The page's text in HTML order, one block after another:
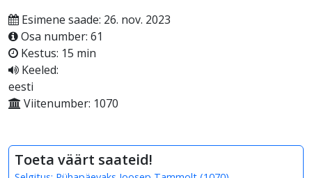
Esimene saade: 26. nov. 2023
Osa number: 61
Kestus: 15 min
Keeled:
eesti
Viitenumber: 1070
Toeta väärt saateid!